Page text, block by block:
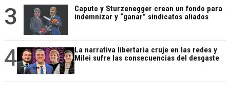
3
Caputo y Sturzenegger crean un fondo para
indemnizar y “ganar” sindicatos aliados
4
La narrativa libertaria cruje en las redes y
Milei sufre las consecuencias del desgaste